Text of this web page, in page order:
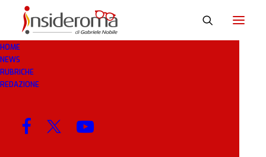
HOME
NEWS
RUBRICHE
REDAZIONE19 MAG 2026
Giorni decisivi per il